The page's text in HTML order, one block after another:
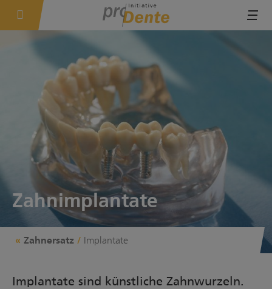
Zahnimplantate
Zahnersatz Implantate
Implantate sind künstliche Zahnwurzeln.